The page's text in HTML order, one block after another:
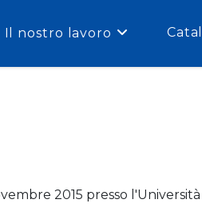
Il nostro lavoro
2015 presso